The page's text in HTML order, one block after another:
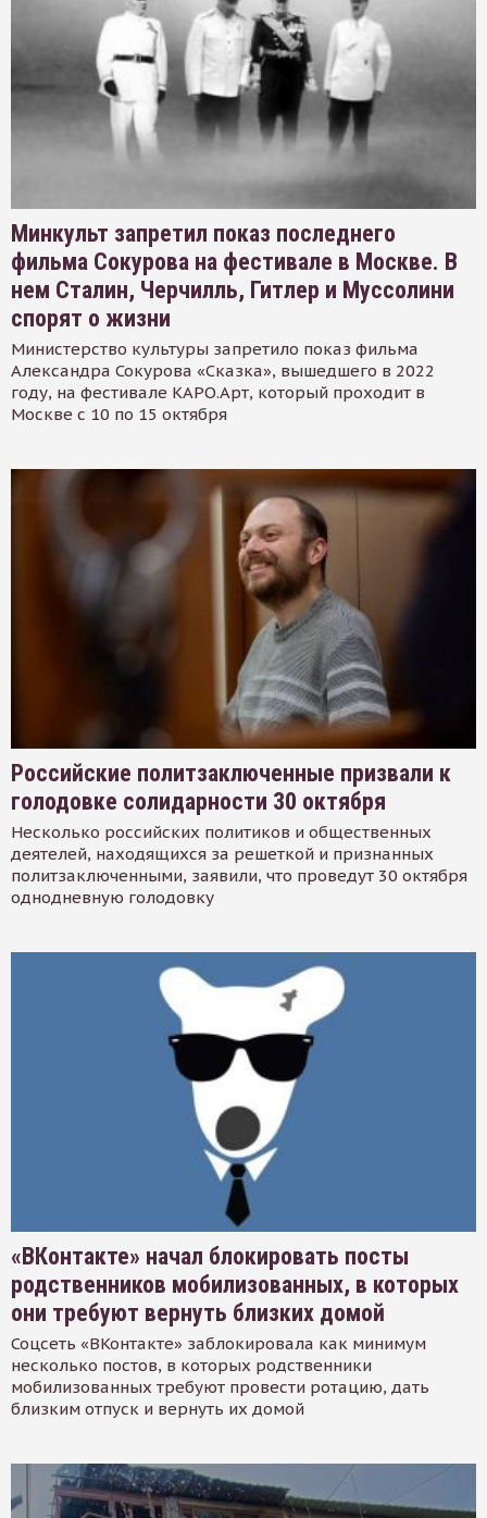
Минкульт запретил показ последнего
фильма Сокурова на фестивале в Москве. В
нем Сталин, Черчилль, Гитлер и Муссолини
спорят о жизни
Министерство культуры запретило показ фильма
Александра Сокурова «Сказка», вышедшего в 2022
году, на фестивале КАРО.Арт, который проходит в
Москве с 10 по 15 октября
Российские политзаключенные призвали к
голодовке солидарности 30 октября
Несколько российских политиков и общественных
деятелей, находящихся за решеткой и признанных
политзаключенными, заявили, что проведут 30 октября
однодневную голодовку
«ВКонтакте» начал блокировать посты
родственников мобилизованных, в которых
они требуют вернуть близких домой
Соцсеть «ВКонтакте» заблокировала как минимум
несколько постов, в которых родственники
мобилизованных требуют провести ротацию, дать
близким отпуск и вернуть их домой